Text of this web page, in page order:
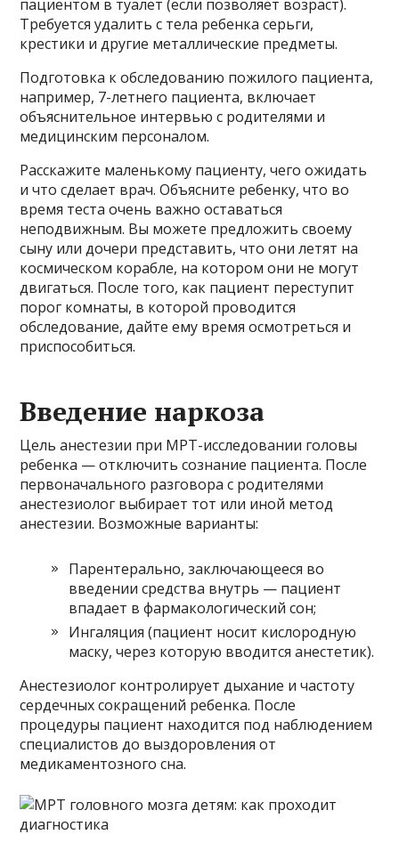
пациентом в туалет (если позволяет возраст).
Требуется удалить с тела ребенка серьги,
крестики и другие металлические предметы.
Подготовка к обследованию пожилого пациента,
например, 7-летнего пациента, включает
объяснительное интервью с родителями и
медицинским персоналом.
Расскажите маленькому пациенту, чего ожидать
и что сделает врач. Объясните ребенку, что во
время теста очень важно оставаться
неподвижным. Вы можете предложить своему
сыну или дочери представить, что они летят на
космическом корабле, на котором они не могут
двигаться. После того, как пациент переступит
порог комнаты, в которой проводится
обследование, дайте ему время осмотреться и
приспособиться.
Введение наркоза
Цель анестезии при МРТ-исследовании головы
ребенка — отключить сознание пациента. После
первоначального разговора с родителями
анестезиолог выбирает тот или иной метод
анестезии. Возможные варианты:
Парентерально, заключающееся во
введении средства внутрь — пациент
впадает в фармакологический сон;
Ингаляция (пациент носит кислородную
маску, через которую вводится анестетик).
Анестезиолог контролирует дыхание и частоту
сердечных сокращений ребенка. После
процедуры пациент находится под наблюдением
специалистов до выздоровления от
медикаментозного сна.